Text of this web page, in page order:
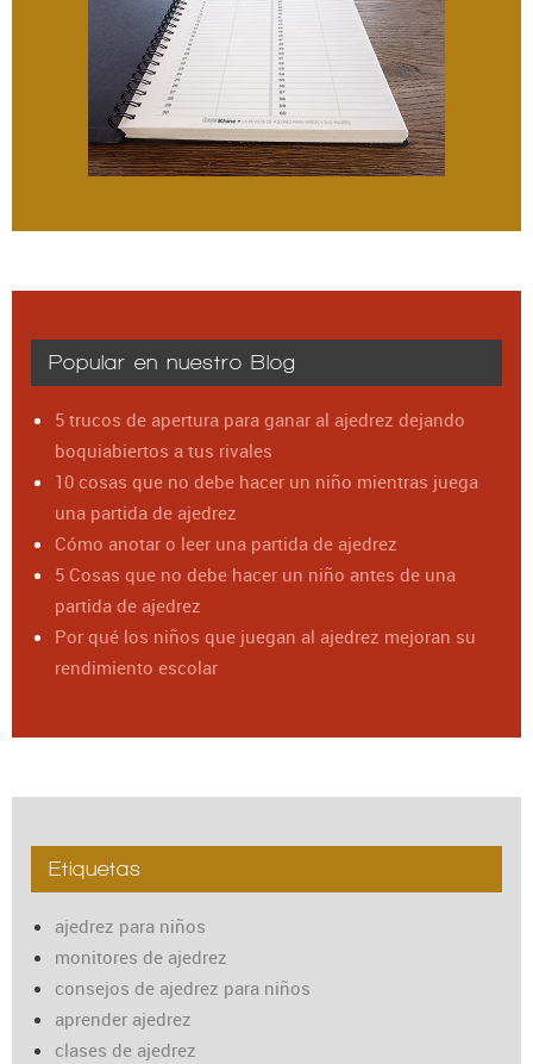
Popular en nuestro Blog
5 trucos de apertura para ganar al ajedrez dejando
boquiabiertos a tus rivales
10 cosas que no debe hacer un niño mientras juega
una partida de ajedrez
Cómo anotar o leer una partida de ajedrez
5 Cosas que no debe hacer un niño antes de una
partida de ajedrez
Por qué los niños que juegan al ajedrez mejoran su
rendimiento escolar
Etiquetas
ajedrez para niños
monitores de ajedrez
consejos de ajedrez para niños
aprender ajedrez
clases de ajedrez